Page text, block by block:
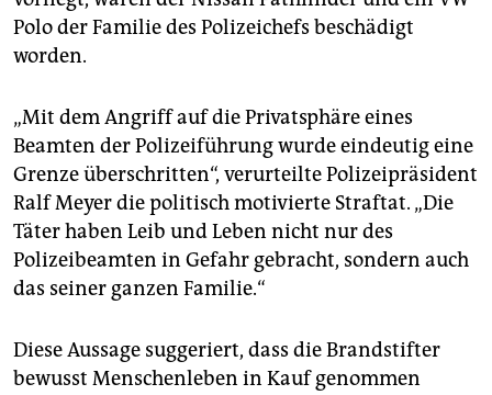
Polo der Familie des Polizeichefs beschädigt
worden.
„Mit dem Angriff auf die Privatsphäre eines
Beamten der Polizeiführung wurde eindeutig eine
Grenze überschritten“, verurteilte Polizeipräsident
Ralf Meyer die politisch motivierte Straftat. „Die
Täter haben Leib und Leben nicht nur des
Polizeibeamten in Gefahr gebracht, sondern auch
das seiner ganzen Familie.“
Diese Aussage suggeriert, dass die Brandstifter
bewusst Menschenleben in Kauf genommen